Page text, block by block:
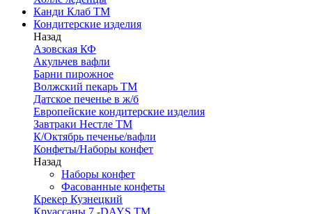
Канди Клаб ТМ
Кондитерские изделия
Назад
Азовская КФ
Акульчев вафли
Барни пирожное
Волжский пекарь ТМ
Датское печенье в ж/б
Европейские кондитерские изделия
Завтраки Нестле ТМ
К/Октябрь печенье/вафли
Конфеты/Наборы конфет
Назад
Наборы конфет
Фасованные конфеты
Крекер Кузнецкий
Круассаны 7 -DAYS ТМ